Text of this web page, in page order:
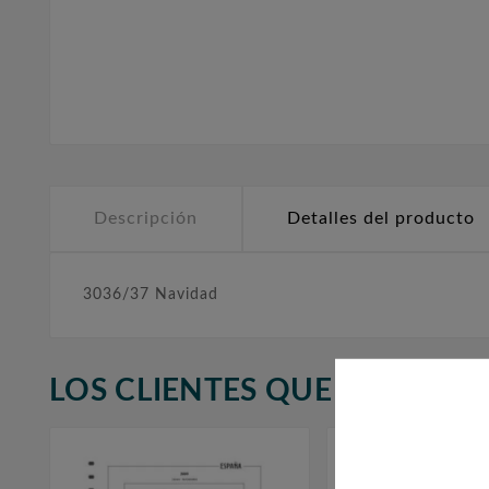
Descripción Detalles del producto
3036/37 Navidad
LOS CLIENTES QUE